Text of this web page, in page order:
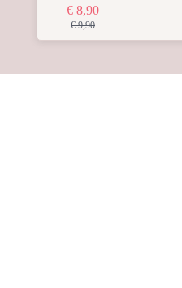
€ 8,90
€ 9,90